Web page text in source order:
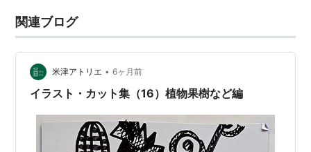
関連ブログ
米津アトリエ • 6ヶ月前
イラスト・カット集（16）植物果樹など編